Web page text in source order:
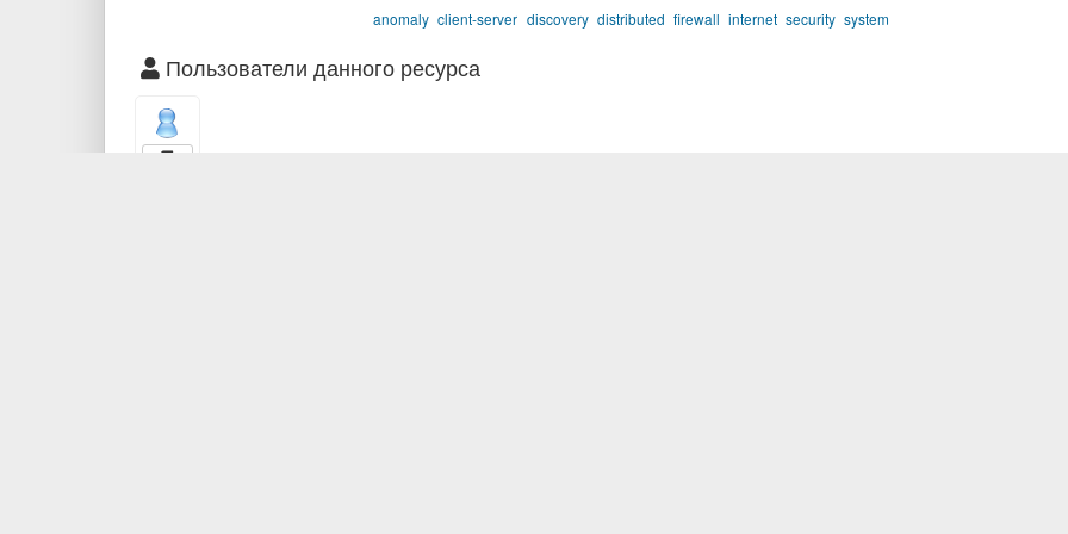
anomaly client-server discovery distributed firewall internet security system
Пользователи данного ресурса